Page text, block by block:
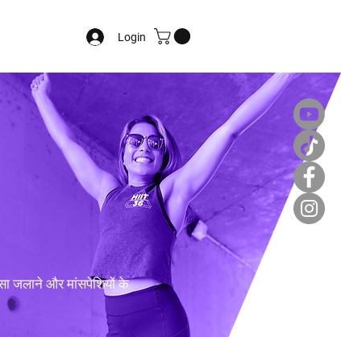
Login
जलाने और मांसपेशियों के